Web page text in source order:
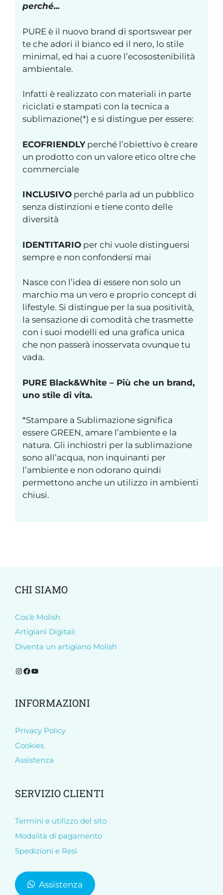
perché...
PURE è il nuovo brand di sportswear per
te che adori il bianco ed il nero, lo stile
minimal, ed hai a cuore l’ecosostenibilità
ambientale.
Infatti è realizzato con materiali in parte
riciclati e stampati con la tecnica a
sublimazione(*) e si distingue per essere:
ECOFRIENDLYperché l’obiettivo è creare
un prodotto con un valore etico oltre che
commerciale
INCLUSIVO perché parla ad un pubblico
senza distinzioni e tiene conto delle
diversità
IDENTITARIO per chi vuole distinguersi
sempre e non confondersi mai
Nasce con l’idea di essere non solo un
marchio ma un vero e proprio concept di
lifestyle. Si distingue per la sua positività,
la sensazione di comodità che trasmette
con i suoi modelli ed una grafica unica
che non passerà inosservata ovunque tu
vada.
PURE Black&White – Più che un brand,
uno stile di vita.
*Stampare a Sublimazione significa
essere GREEN, amare l’ambiente e la
natura. Gli inchiostri per la sublimazione
sono all’acqua, non inquinanti per
l’ambiente e non odorano quindi
permettono anche un utilizzo in ambienti
chiusi.
CHI SIAMO
Cos’è Molish
Artigiani Digitali
Diventa un artigiano Molish
Segui Molish su Instagram
Segui Molish su Facebook
Iscriviti al nostro canale YouTube
INFORMAZIONI
Privacy Policy
Cookies
Assistenza
SERVIZIO CLIENTI
Termini e utilizzo del sito
Modalità di pagamento
Spedizioni e Resi
Assistenza